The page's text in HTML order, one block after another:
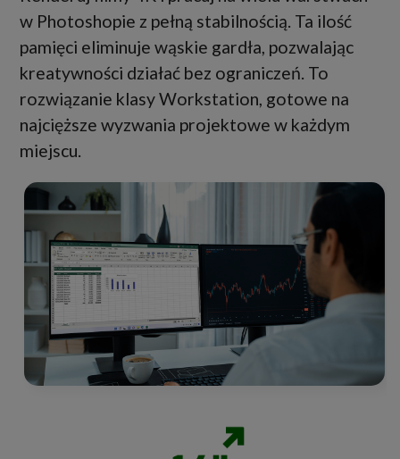
w Photoshopie z pełną stabilnością. Ta ilość
pamięci eliminuje wąskie gardła, pozwalając
kreatywności działać bez ograniczeń. To
rozwiązanie klasy Workstation, gotowe na
najcięższe wyzwania projektowe w każdym
miejscu.